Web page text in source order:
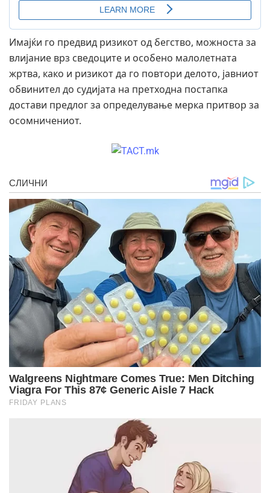
Имајќи го предвид ризикот од бегство, можноста за
влијание врз сведоците и особено малолетната
жртва, како и ризикот да го повтори делото, јавниот
обвинител до судијата на претходна постапка
достави предлог за определување мерка притвор за
осомничениот.